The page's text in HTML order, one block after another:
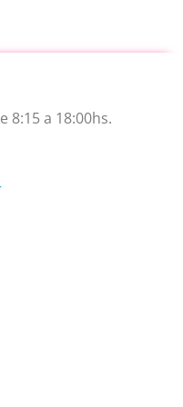
8:15 a 18:00hs.